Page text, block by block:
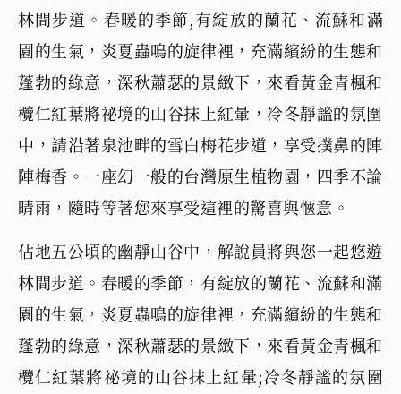
林間步道。春暖的季節,有綻放的蘭花、流蘇和滿
園的生氣，炎夏蟲鳴的旋律裡，充滿繽紛的生態和
蓬勃的綠意，深秋蕭瑟的景緻下，來看黃金青楓和
欖仁紅葉將祕境的山谷抹上紅暈，冷冬靜謐的氛圍
中，請沿著泉池畔的雪白梅花步道，享受撲鼻的陣
陣梅香。一座幻一般的台灣原生植物園，四季不論
晴雨，隨時等著您來享受這裡的驚喜與愜意。
佔地五公頃的幽靜山谷中，解說員將與您一起悠遊
林間步道。春暖的季節，有綻放的蘭花、流蘇和滿
園的生氣，炎夏蟲鳴的旋律裡，充滿繽紛的生態和
蓬勃的綠意，深秋蕭瑟的景緻下，來看黃金青楓和
欖仁紅葉將祕境的山谷抹上紅暈;冷冬靜謐的氛圍